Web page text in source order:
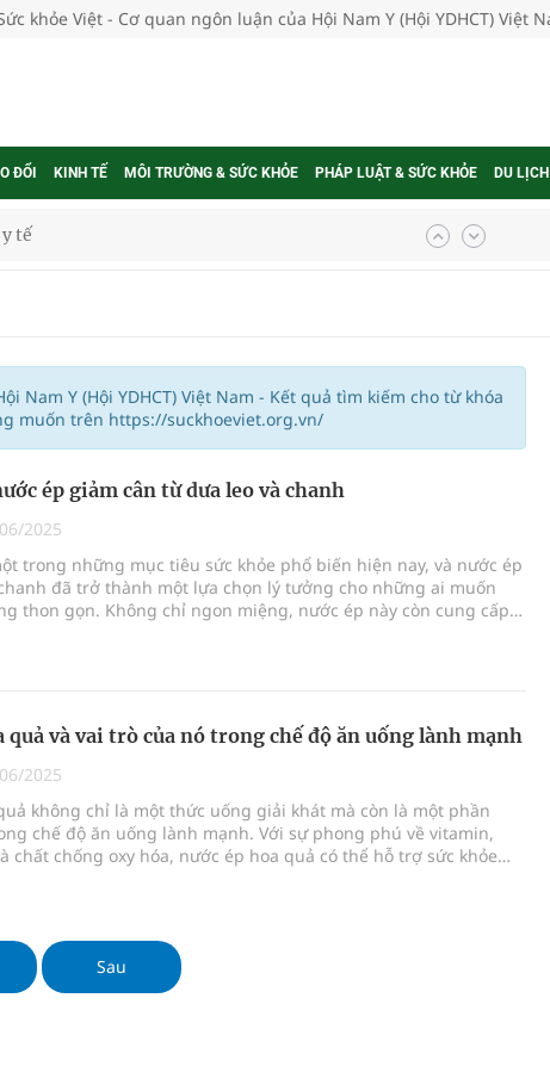
khỏe Việt - Cơ quan ngôn luận của Hội Nam Y (Hội YDHCT) Việt
ĐỔI KINH TẾ MÔI TRƯỜNG & SỨC KHỎE PHÁP LUẬT & SỨC KHỎE DU
tế
Thạnh
nữ mỗi năm
độ cao nhất 35 độ
Nam Y (Hội YDHCT) Việt Nam - Kết quả tìm kiếm cho từ khóa
muốn trên https://suckhoeviet.org.vn/
ép giảm cân từ dưa leo và chanh
2025
trong những mục tiêu sức khỏe phổ biến hiện nay, và nước ép
đã trở thành một lựa chọn lý tưởng cho những ai muốn
thon gọn. Không chỉ ngon miệng, nước ép này còn cung cấp
quả và vai trò của nó trong chế độ ăn uống lành mạnh
2025
không chỉ là một thức uống giải khát mà còn là một phần
chế độ ăn uống lành mạnh. Với sự phong phú về vitamin,
chất chống oxy hóa, nước ép hoa quả có thể hỗ trợ sức khỏe
Sau